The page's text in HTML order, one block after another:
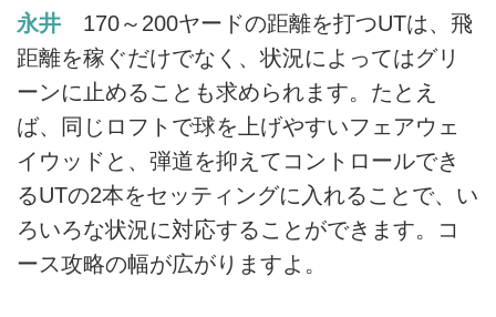
永井 170～200ヤードの距離を打つUTは、飛
距離を稼ぐだけでなく、状況によってはグリ
ーンに止めることも求められます。たとえ
ば、同じロフトで球を上げやすいフェアウェ
イウッドと、弾道を抑えてコントロールでき
るUTの2本をセッティングに入れることで、い
ろいろな状況に対応することができます。コ
ース攻略の幅が広がりますよ。